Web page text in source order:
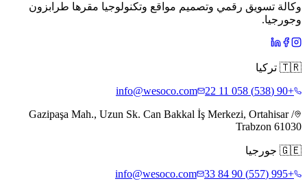
وكالة تسويق رقمي وتصميم مواقع وتكنولوجيا مقرها طرابزون
وجورجيا.
🇹🇷 تركيا
+90 (538) 058 11 22
info@wesoco.com
Gazipaşa Mah., Uzun Sk. Can Bakkal İş Merkezi, Ortahisar /
Trabzon 61030
🇬🇪 جورجيا
+995 (557) 90 84 33
info@wesoco.com